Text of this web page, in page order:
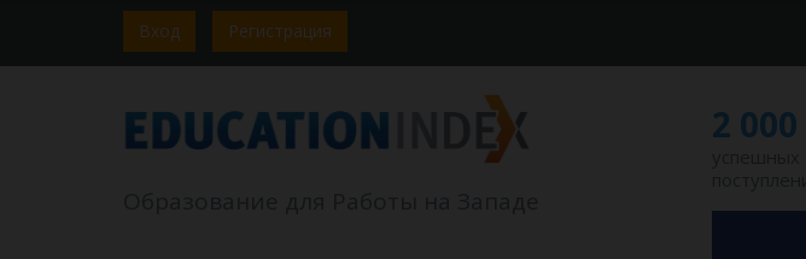
Вход Регистрация
2 000